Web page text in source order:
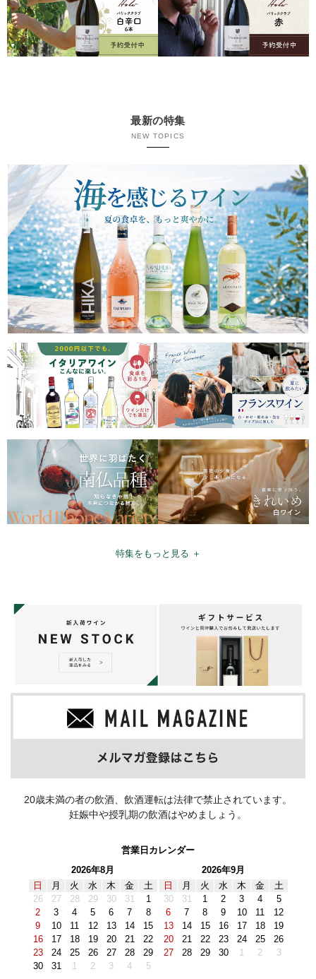
最新の特集
NEW TOPICS
特集をもっと見る ＋
20歳未満の者の飲酒、飲酒運転は法律で禁止されています。
妊娠中や授乳期の飲酒はやめましょう。
営業日カレンダー
2026年8月
日
月 火 水 木 金
土
26
27 28 29 30 31
1
2
3 4 5 6 7
8
9
10 11 12 13 14
15
16
17 18 19 20 21
22
23
24 25 26 27 28
29
30
31 1 2 3 4 5
2026年9月
日
月 火 水 木 金
土
30
31 1 2 3 4
5
6
7 8 9 10 11
12
13
14 15 16 17 18
19
20
21 22 23 24 25
26
27
28 29 30 1 2 3